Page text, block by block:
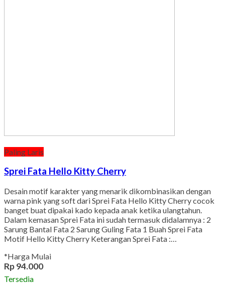
Paling Laris
Sprei Fata Hello Kitty Cherry
Desain motif karakter yang menarik dikombinasikan dengan
warna pink yang soft dari Sprei Fata Hello Kitty Cherry cocok
banget buat dipakai kado kepada anak ketika ulangtahun.
Dalam kemasan Sprei Fata ini sudah termasuk didalamnya : 2
Sarung Bantal Fata 2 Sarung Guling Fata 1 Buah Sprei Fata
Motif Hello Kitty Cherry Keterangan Sprei Fata :…
*Harga Mulai
Rp 94.000
Tersedia